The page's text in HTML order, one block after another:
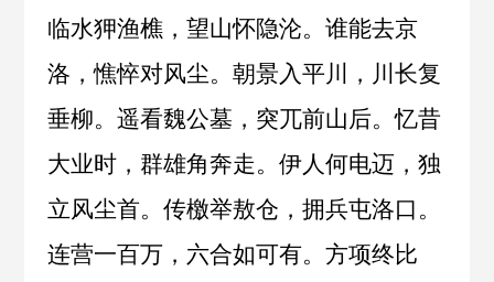
临水狎渔樵，望山怀隐沦。谁能去京
洛，憔悴对风尘。朝景入平川，川长复
垂柳。遥看魏公墓，突兀前山后。忆昔
大业时，群雄角奔走。伊人何电迈，独
立风尘首。传檄举敖仓，拥兵屯洛口。
连营一百万，六合如可有。方项终比